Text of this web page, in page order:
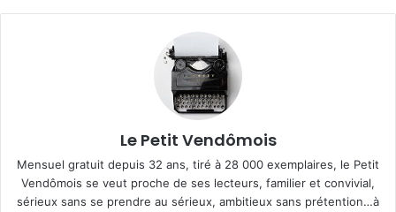
Le Petit Vendômois
Mensuel gratuit depuis 32 ans, tiré à 28 000 exemplaires, le Petit
Vendômois se veut proche de ses lecteurs, familier et convivial,
sérieux sans se prendre au sérieux, ambitieux sans prétention…à